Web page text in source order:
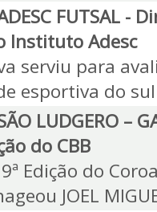
FUTSAL -
Instituto Adesc
serviu para
esportiva do
LUDGERO –
do CBB
Edição do
JOEL